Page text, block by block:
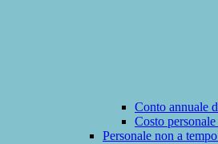
Conto annuale
Costo
Personale non a